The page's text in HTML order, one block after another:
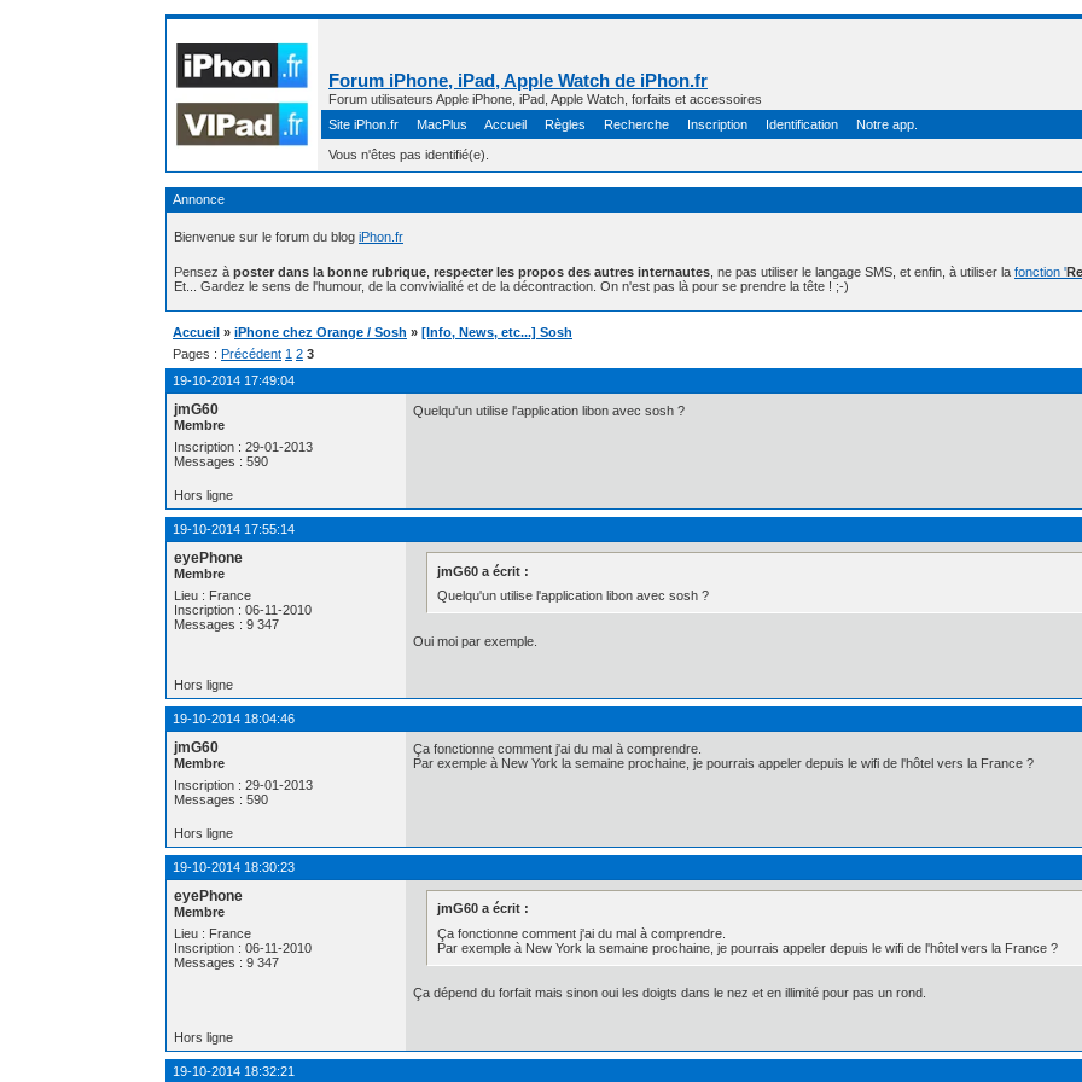
Forum iPhone, iPad, Apple Watch de iPhon.fr
Forum utilisateurs Apple iPhone, iPad, Apple Watch, forfaits et accessoires
Site iPhon.fr
MacPlus Accueil Règles Recherche Inscription Identification Notre app.
Vous n'êtes pas identifié(e).
Annonce
Bienvenue sur le forum du blog iPhon.fr
Pensez à poster dans la bonne rubrique respecter les propos des autres internautes , ne pas utiliser le langage SMS, et enfin, à utiliser la fonction '
Et... Gardez le sens de l'humour, de la convivialité et de la décontraction. On n'est pas là pour se prendre la tête ! ;-)
Accueil » iPhone chez Orange / Sosh » [Info, News, etc...] Sosh
Pages : Précédent 1 2 3
19-10-2014 17:49:04
jmG60
Membre
Inscription : 29-01-2013
Messages : 590
Quelqu'un utilise l'application libon avec sosh ?
Hors ligne
19-10-2014 17:55:14
eyePhone
Membre
Lieu : France
Inscription : 06-11-2010
Messages : 9 347
jmG60 a écrit :
Quelqu'un utilise l'application libon avec sosh ?
Oui moi par exemple.
Hors ligne
19-10-2014 18:04:46
jmG60
Membre
Inscription : 29-01-2013
Messages : 590
Ça fonctionne comment j'ai du mal à comprendre.
Par exemple à New York la semaine prochaine, je pourrais appeler depuis le wifi de l'hôtel vers la France ?
Hors ligne
19-10-2014 18:30:23
eyePhone
Membre
Lieu : France
Inscription : 06-11-2010
Messages : 9 347
jmG60 a écrit :
Ça fonctionne comment j'ai du mal à comprendre.
Par exemple à New York la semaine prochaine, je pourrais appeler depuis le wifi de l'hôtel vers la France ?
Ça dépend du forfait mais sinon oui les doigts dans le nez et en illimité pour pas un rond.
Hors ligne
19-10-2014 18:32:21